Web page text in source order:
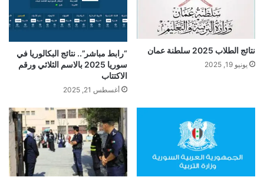
نتائج الطلاب 2025 سلطنة عمان
يونيو 19, 2025
“رابط مباشر”.. نتائج البكالوريا في
سوريا 2025 بالاسم الثلاثي ورقم
الاكتتاب
أغسطس 21, 2025